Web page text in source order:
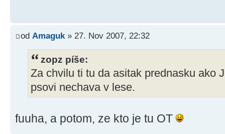
od Amaguk» 27. Nov 2007, 22:32
zopz píše:
Za chvilu ti tu da asitak prednasku ako
psovi nechava v lese.
fuuha, a potom, ze kto je tu OT